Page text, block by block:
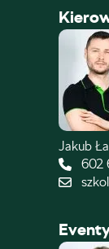
Jakub
602